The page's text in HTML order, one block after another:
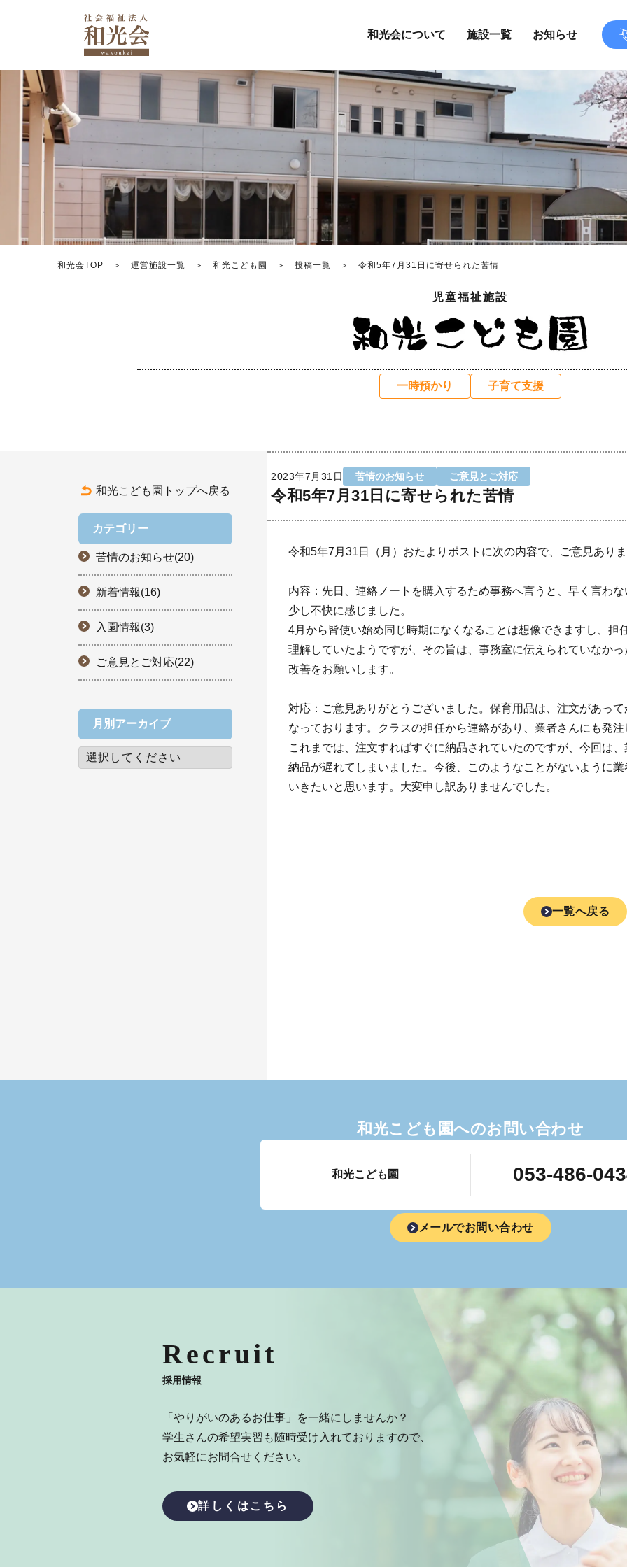
和光会について 施設一覧 お知らせ
和光会TOP 運営施設一覧 和光こども園 投稿一覧 令和5年7月31日に寄せられた苦情
児童福祉施設
一時預かり 子育て支援
和光こども園トップへ戻る
カテゴリー
苦情のお知らせ(20)
新着情報(16)
入園情報(3)
ご意見とご対応(22)
月別アーカイブ
2023年7月31日 苦情のお知らせ ご意見とご対応
令和5年7月31日に寄せられた苦情
令和5年7月31日（月）おたよりポストに次の内容で、ご意見あり
内容：先日、連絡ノートを購入するため事務へ言うと、早く言わ
少し不快に感じました。
4月から皆使い始め同じ時期になくなることは想像できますし、担
理解していたようですが、その旨は、事務室に伝えられていなか
改善をお願いします。
対応：ご意見ありがとうございました。保育用品は、注文があっ
なっております。クラスの担任から連絡があり、業者さんにも発
これまでは、注文すればすぐに納品されていたのですが、今回は
納品が遅れてしまいました。今後、このようなことがないように
いきたいと思います。大変申し訳ありませんでした。
一覧へ戻る
和光こども園へのお問い合わせ
和光こども園 053-486-
メールでお問い合わせ
Recruit
採用情報
「やりがいのあるお仕事」を一緒にしませんか？
学生さんの希望実習も随時受け入れておりますので、
お気軽にお問合せください。
詳しくはこちら